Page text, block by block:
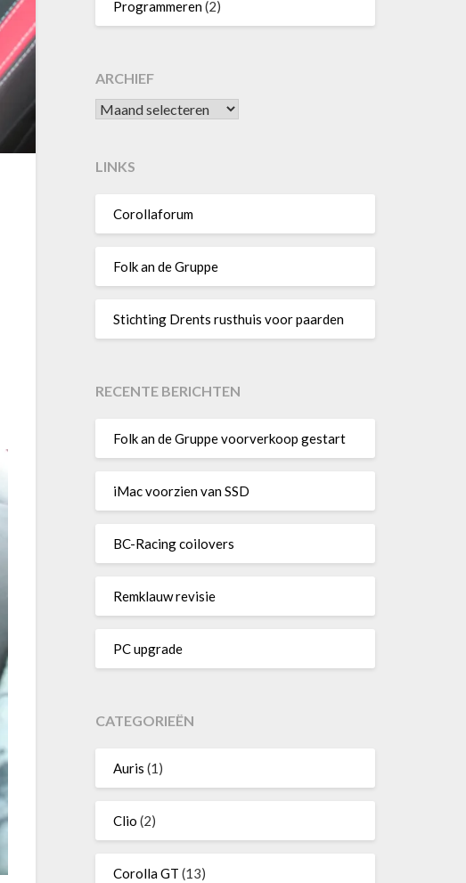
Programmeren(2)
ARCHIEF
Archief
LINKS
Corollaforum
Folk an de Gruppe
Stichting Drents rusthuis voor paarden
RECENTE BERICHTEN
Folk an de Gruppe voorverkoop gestart
iMac voorzien van SSD
BC-Racing coilovers
Remklauw revisie
PC upgrade
CATEGORIEËN
Auris (1)
Clio (2)
Corolla GT (13)